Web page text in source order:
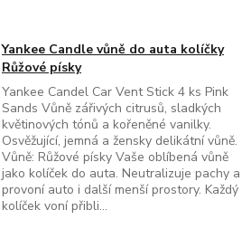
Yankee Candle vůně do auta kolíčky
Růžové písky
Yankee Candel Car Vent Stick 4 ks Pink
Sands Vůně zářivých citrusů, sladkých
květinových tónů a kořeněné vanilky.
Osvěžující, jemná a žensky delikátní vůně.
Vůně: Růžové písky Vaše oblíbená vůně
jako kolíček do auta. Neutralizuje pachy a
provoní auto i další menší prostory. Každý
kolíček voní přibli...